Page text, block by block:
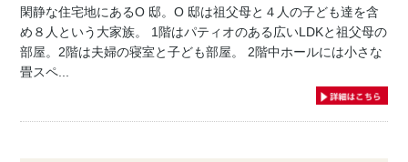
閑静な住宅地にあるO 邸。O 邸は祖父母と４人の子ども達を含
め８人という大家族。 1階はパティオのある広いLDKと祖父母の
部屋。2階は夫婦の寝室と子ども部屋。 2階中ホールには小さな
畳スペ...